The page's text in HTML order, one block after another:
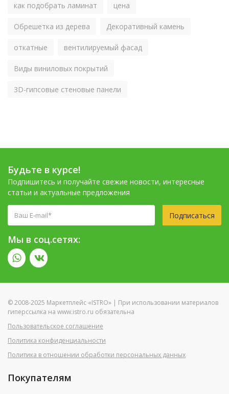
как подобрать ламинат цена
Обрешетка из дерева Декоративный камень
откатные вентилируемый фасад
Виды виниловых покрытий
3D-гипсовые стеновые панели
Будьте в курсе!
Подпишитесь и получайте свежие новости, интересные
статьи и актуальные предложения
Подписаться
Мы в соц.сетях:
© 2008-2025 Маркетплейс «ISTRO» | При использовании материалов
гиперссылка на www.istro.ru обязательна
Пользовательское соглашение
Политика конфиденциальности
Политика в отношении обработки персональных данных
Покупателям